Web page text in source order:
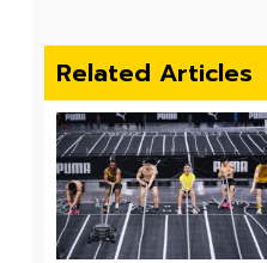
Related Articles